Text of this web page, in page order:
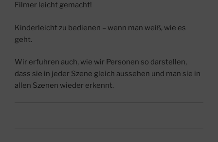
Filmer leicht gemacht!
Kinderleicht zu bedienen – wenn man weiß, wie es
geht.
Wir erfuhren auch, wie wir Personen so darstellen,
dass sie in jeder Szene gleich aussehen und man sie in
allen Szenen wieder erkennt.